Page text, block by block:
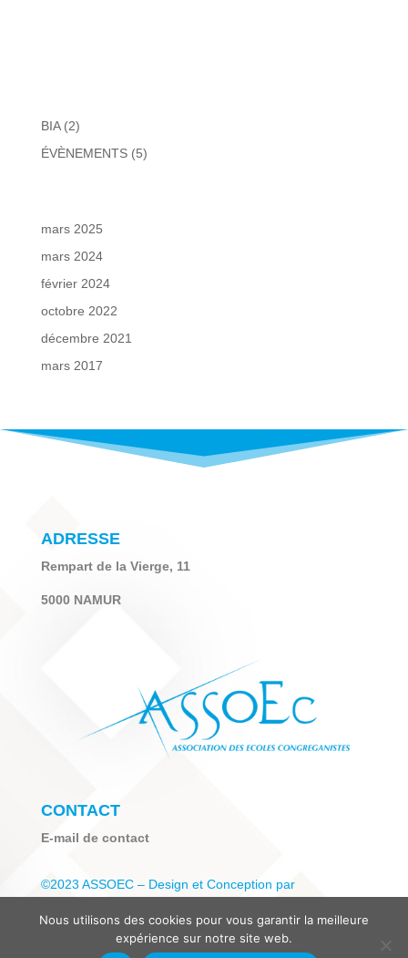
BIA(2)
ÉVÈNEMENTS(5)
mars 2025
mars 2024
février 2024
octobre 2022
décembre 2021
mars 2017
ADRESSE
Rempart de la Vierge, 11
5000 NAMUR
CONTACT
E-mail de contact
©2023 ASSOEC – Design et Conception par
Politique de confidentialité
Nous utilisons des cookies pour vous garantir la meilleure
expérience sur notre site web.